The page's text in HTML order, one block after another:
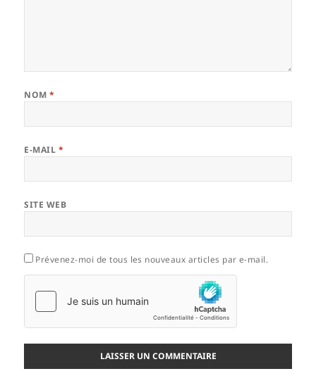
NOM*
E-MAIL *
SITE WEB
Prévenez-moi de tous les nouveaux articles par e-mail.